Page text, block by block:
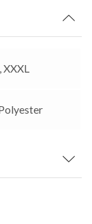
XXXL